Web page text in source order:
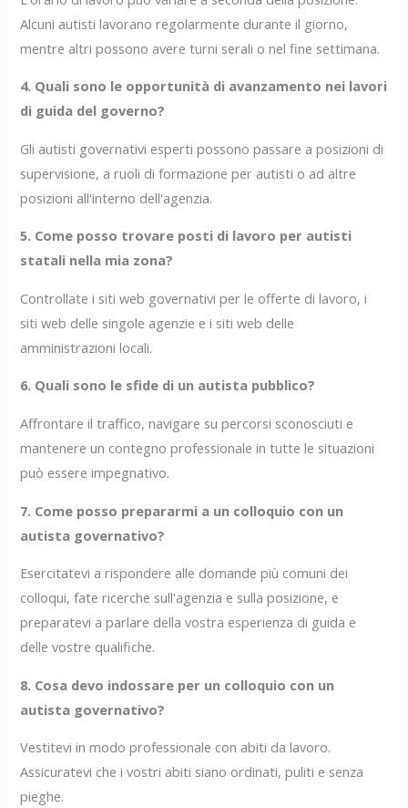
Alcuni autisti lavorano regolarmente durante il giorno,
mentre altri possono avere turni serali o nel fine settimana.
4. Quali sono le opportunità di avanzamento nei lavori
di guida del governo?
Gli autisti governativi esperti possono passare a posizioni di
supervisione, a ruoli di formazione per autisti o ad altre
posizioni all'interno dell'agenzia.
5. Come posso trovare posti di lavoro per autisti
statali nella mia zona?
Controllate i siti web governativi per le offerte di lavoro, i
siti web delle singole agenzie e i siti web delle
amministrazioni locali.
6. Quali sono le sfide di un autista pubblico?
Affrontare il traffico, navigare su percorsi sconosciuti e
mantenere un contegno professionale in tutte le situazioni
può essere impegnativo.
7. Come posso prepararmi a un colloquio con un
autista governativo?
Esercitatevi a rispondere alle domande più comuni dei
colloqui, fate ricerche sull'agenzia e sulla posizione, e
preparatevi a parlare della vostra esperienza di guida e
delle vostre qualifiche.
8. Cosa devo indossare per un colloquio con un
autista governativo?
Vestitevi in modo professionale con abiti da lavoro.
Assicuratevi che i vostri abiti siano ordinati, puliti e senza
pieghe.